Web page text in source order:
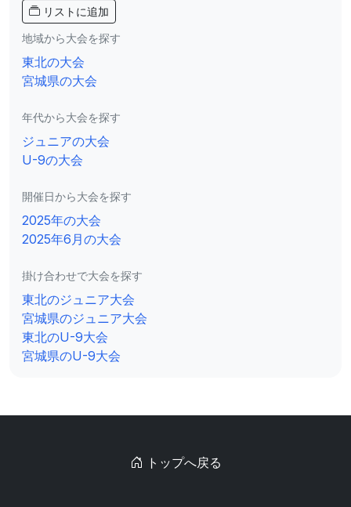
をしています。 【主催大会】 ◾️SUMMER
CAMP・WINTER CAMP U-10/U-11/U-12 ◾️ミ
ニサッカー大会U-8/U-9 ◾️U-10東北チャンピ
オンシップ（主管） 大会参加等興味のあるチ
ームはInstagramのDMからご連絡ください。
リストに追加
地域から大会を探す
東北の大会
宮城県の大会
年代から大会を探す
ジュニアの大会
U-9の大会
開催日から大会を探す
2025年の大会
2025年6月の大会
掛け合わせで大会を探す
東北のジュニア大会
宮城県のジュニア大会
東北のU-9大会
宮城県のU-9大会
トップへ戻る